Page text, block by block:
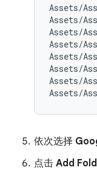
Assets/
Assets/
Assets/
Assets/
Assets/
Assets/
Assets/
依次选择
点击 Add